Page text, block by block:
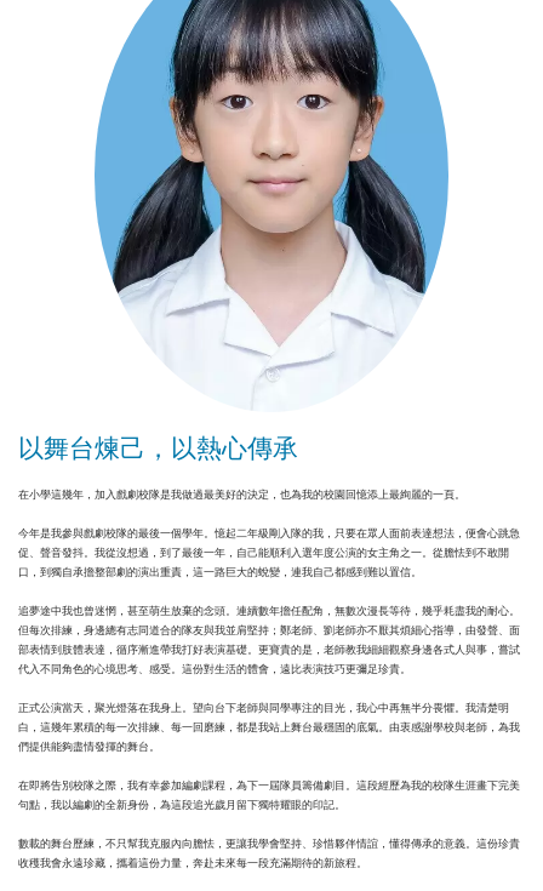
以舞台煉己，以熱心傳承
在小學這幾年，加入戲劇校隊是我做過最美好的決定，也為我的校園回憶添上最絢麗的一頁。
今年是我參與戲劇校隊的最後一個學年。憶起二年級剛入隊的我，只要在眾人面前表達想法，便會心跳急
促、聲音發抖。我從沒想過，到了最後一年，自己能順利入選年度公演的女主角之一。從膽怯到不敢開
口，到獨自承擔整部劇的演出重責，這一路巨大的蛻變，連我自己都感到難以置信。
追夢途中我也曾迷惘，甚至萌生放棄的念頭。連續數年擔任配角，無數次漫長等待，幾乎耗盡我的耐心。
但每次排練，身邊總有志同道合的隊友與我並肩堅持；鄭老師、劉老師亦不厭其煩細心指導，由發聲、面
部表情到肢體表達，循序漸進帶我打好表演基礎。更寶貴的是，老師教我細細觀察身邊各式人與事，嘗試
代入不同角色的心境思考、感受。這份對生活的體會，遠比表演技巧更彌足珍貴。
正式公演當天，聚光燈落在我身上。望向台下老師與同學專注的目光，我心中再無半分畏懼。我清楚明
白，這幾年累積的每一次排練、每一回磨練，都是我站上舞台最穩固的底氣。由衷感謝學校與老師，為我
們提供能夠盡情發揮的舞台。
在即將告別校隊之際，我有幸參加編劇課程，為下一屆隊員籌備劇目。這段經歷為我的校隊生涯畫下完美
句點，我以編劇的全新身份，為這段追光歲月留下獨特耀眼的印記。
數載的舞台歷練，不只幫我克服內向膽怯，更讓我學會堅持、珍惜夥伴情誼，懂得傳承的意義。這份珍貴
收穫我會永遠珍藏，攜着這份力量，奔赴未來每一段充滿期待的新旅程。